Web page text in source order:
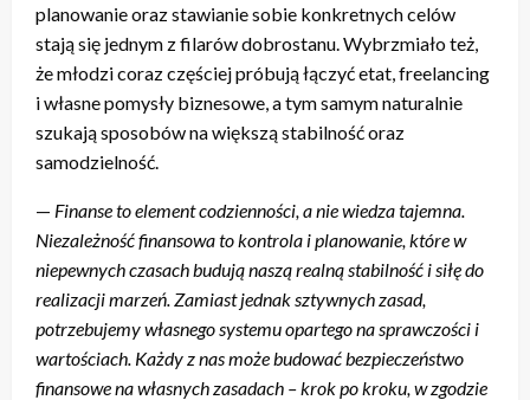
planowanie oraz stawianie sobie konkretnych celów
stają się jednym z filarów dobrostanu. Wybrzmiało też,
że młodzi coraz częściej próbują łączyć etat, freelancing
i własne pomysły biznesowe, a tym samym naturalnie
szukają sposobów na większą stabilność oraz
samodzielność.
— Finanse to element codzienności, a nie wiedza tajemna.
Niezależność finansowa to kontrola i planowanie, które w
niepewnych czasach budują naszą realną stabilność i siłę do
realizacji marzeń. Zamiast jednak sztywnych zasad,
potrzebujemy własnego systemu opartego na sprawczości i
wartościach. Każdy z nas może budować bezpieczeństwo
finansowe na własnych zasadach – krok po kroku, w zgodzie